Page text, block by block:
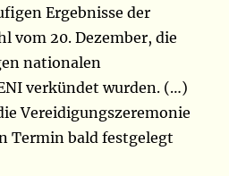
Ergebnisse der
vom 20. Dezember, die
nationalen
verkündet wurden. (…)
Vereidigungszeremonie
Termin bald festgelegt